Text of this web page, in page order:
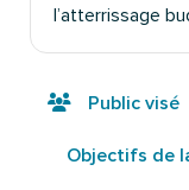
l’atterrissage
Public visé
Objectifs de